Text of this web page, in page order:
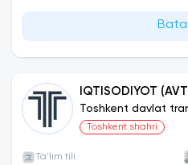
IQTISODIYOT
Toshkent davlat
Toshkent shahri
Ta'lim tili